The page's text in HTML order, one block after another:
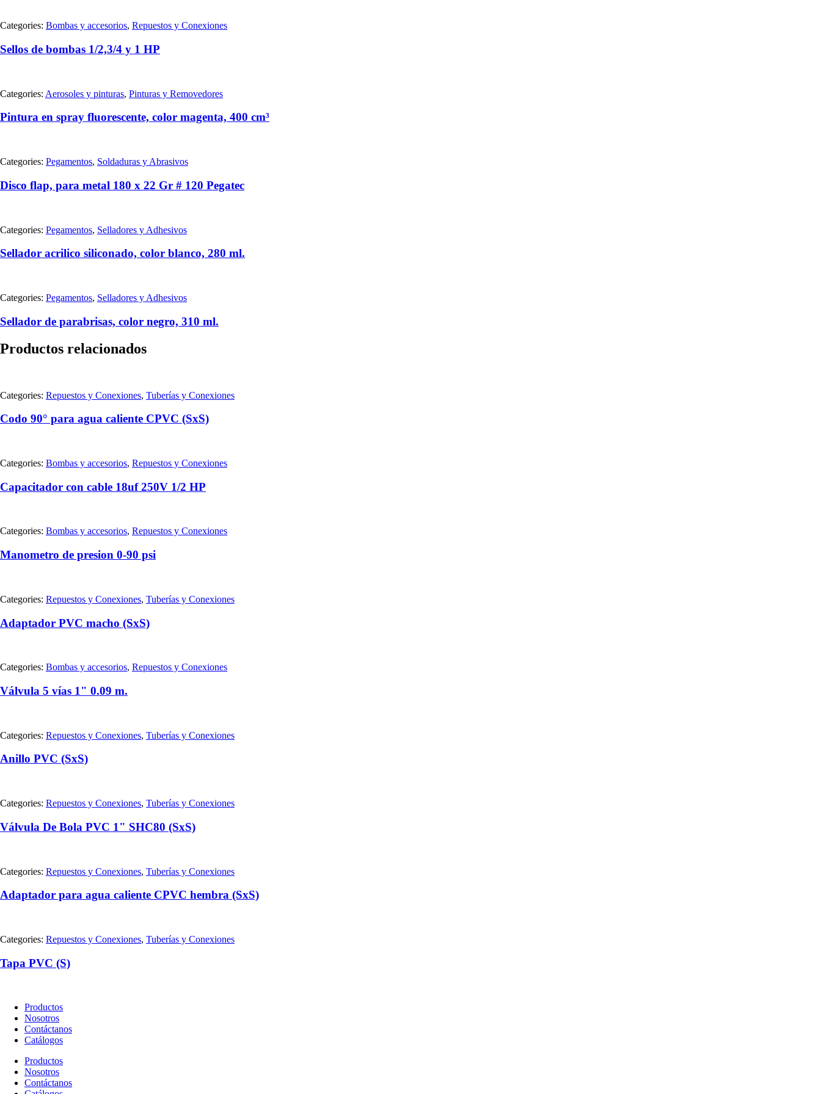
Categories: Bombas y accesorios, Repuestos y Conexiones
Sellos de bombas 1/2,3/4 y 1 HP
Categories: Aerosoles y pinturas, Pinturas y Removedores
Pintura en spray fluorescente, color magenta, 400 cm³
Categories: Pegamentos, Soldaduras y Abrasivos
Disco flap, para metal 180 x 22 Gr # 120 Pegatec
Categories: Pegamentos, Selladores y Adhesivos
Sellador acrilico siliconado, color blanco, 280 ml.
Categories: Pegamentos, Selladores y Adhesivos
Sellador de parabrisas, color negro, 310 ml.
Productos relacionados
Categories: Repuestos y Conexiones, Tuberías y Conexiones
Codo 90° para agua caliente CPVC (SxS)
Categories: Bombas y accesorios, Repuestos y Conexiones
Capacitador con cable 18uf 250V 1/2 HP
Categories: Bombas y accesorios, Repuestos y Conexiones
Manometro de presion 0-90 psi
Categories: Repuestos y Conexiones, Tuberías y Conexiones
Adaptador PVC macho (SxS)
Categories: Bombas y accesorios, Repuestos y Conexiones
Válvula 5 vías 1" 0.09 m.
Categories: Repuestos y Conexiones, Tuberías y Conexiones
Anillo PVC (SxS)
Categories: Repuestos y Conexiones, Tuberías y Conexiones
Válvula De Bola PVC 1" SHC80 (SxS)
Categories: Repuestos y Conexiones, Tuberías y Conexiones
Adaptador para agua caliente CPVC hembra (SxS)
Categories: Repuestos y Conexiones, Tuberías y Conexiones
Tapa PVC (S)
Productos
Nosotros
Contáctanos
Catálogos
Productos
Nosotros
Contáctanos